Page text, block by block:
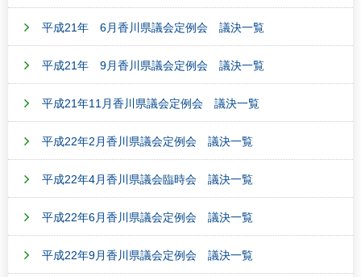
平成21年 6月香川県議会定例会 議決一覧
平成21年 9月香川県議会定例会 議決一覧
平成21年11月香川県議会定例会 議決一覧
平成22年2月香川県議会定例会 議決一覧
平成22年4月香川県議会臨時会 議決一覧
平成22年6月香川県議会定例会 議決一覧
平成22年9月香川県議会定例会 議決一覧